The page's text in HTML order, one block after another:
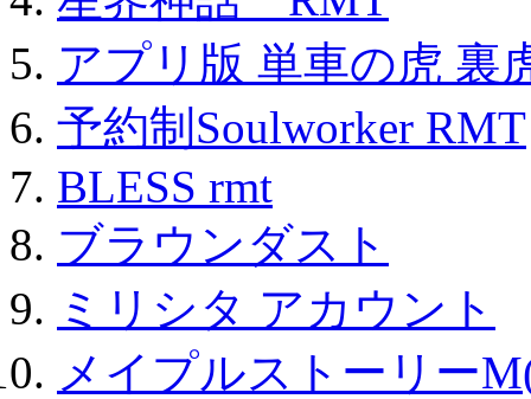
アプリ版 単車の虎 裏
予約制Soulworker RMT
BLESS rmt
ブラウンダスト
ミリシタ アカウント
メイプルストーリー